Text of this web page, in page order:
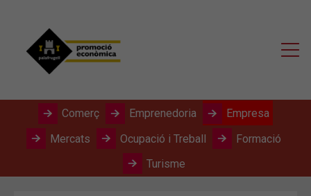
Comerç Emprenedoria
Empresa
Mercats
Ocupació i Treball
Formació
Turisme